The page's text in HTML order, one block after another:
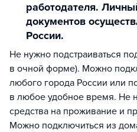
работодателя.
документов
России.
Не нужно подстраиваться под расписание занятий (как
в очной форме). Можно
любого города России или
в любое удобное время. Не
средства на проживание и
Можно подключиться из